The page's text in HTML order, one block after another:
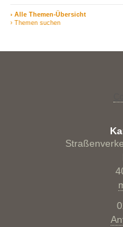
› Alle Themen-Übersicht
› Themen suchen